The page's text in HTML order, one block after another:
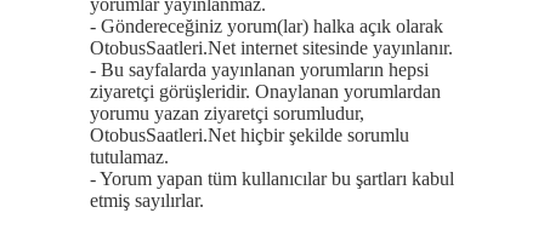
yorumlar yayınlanmaz.
- Göndereceğiniz yorum(lar) halka açık olarak
OtobusSaatleri.Net internet sitesinde yayınlanır.
- Bu sayfalarda yayınlanan yorumların hepsi
ziyaretçi görüşleridir. Onaylanan yorumlardan
yorumu yazan ziyaretçi sorumludur,
OtobusSaatleri.Net hiçbir şekilde sorumlu
tutulamaz.
- Yorum yapan tüm kullanıcılar bu şartları kabul
etmiş sayılırlar.